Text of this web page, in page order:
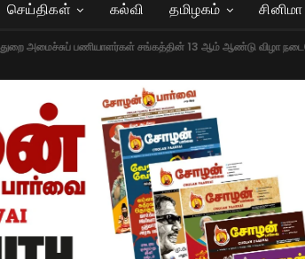
செய்திகள் கல்வி தமிழகம் சினிமா
அமைச்சுப் பணியாளர்கள் சங்கத்தின் 13 ஆம் ஆண்டு விழா